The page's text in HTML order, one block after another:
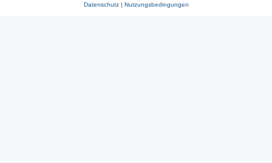
Datenschutz| Nutzungsbedingungen